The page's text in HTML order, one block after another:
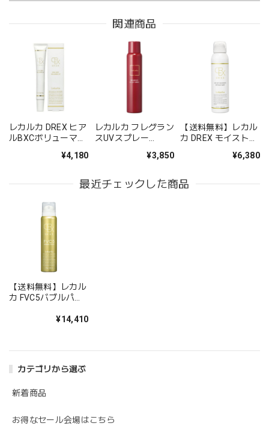
カテゴリから選ぶ
新着商品
お得なセール会場はこちら
た為皮膚科を受診した所、先生に勧められて購入しました。
り潤います。
レビューありがとうございます。 発送や梱包に
ご満足いただけて安心いたしました。また、皮
膚科の先生のおすすめでご購入いただいたとの
で何よりです。これからも安心してお使いいた
だける商品とサービスを提供できるよう努めて
まいります。
液体よりムースの泡が肌に馴染みしっとりして嬉しいです😌
💓 お気に入りです❕
この度はご購入いただき、誠にありがとうござ
います。 ムース状の泡が肌にしっとりと馴染
み、ご満足いただけたとのこと、大変嬉しく思
ります。 今後ともぜひご愛用いただければ幸い
です。 またのご利用を心よりお待ちしておりま
関連商品
レカルカ DREX ヒア
ルBXCボリューマー
VOLUMER LIP）¥4,180
レカルカ フレグラン
スUVスプレー
UV SPRAY 100g）
¥3,850
【送料無料】レカル
カ DREX モイストバ
（MOIST BARRIER
50ml
¥6,380
最近チェックした商品
【送料無料】レカル
カ FVC5バブルパッ
¥14,410